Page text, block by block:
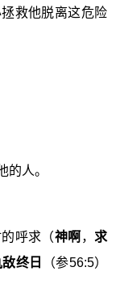
救他脱离这危险
的人。
呼求（神啊，求
终日
（参56:5）